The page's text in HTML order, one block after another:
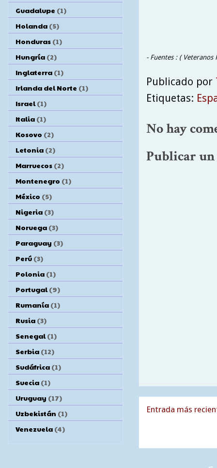
- Fuentes : (
Publicado por
Etiquetas:
No hay
Publicar
Entrada más
Guadalupe (1)
Holanda (5)
Honduras (1)
Hungría (2)
Inglaterra (1)
Irlanda del Norte (1)
Israel (1)
Italia (1)
Kosovo (2)
Letonia (2)
Marruecos (2)
Montenegro (1)
México (5)
Nigeria (3)
Noruega (3)
Paraguay (3)
Perú (3)
Polonia (1)
Portugal (9)
Rumanía (1)
Rusia (3)
Senegal (1)
Serbia (12)
Sudáfrica (1)
Suecia (1)
Uruguay (17)
Uzbekistán (1)
Venezuela (4)